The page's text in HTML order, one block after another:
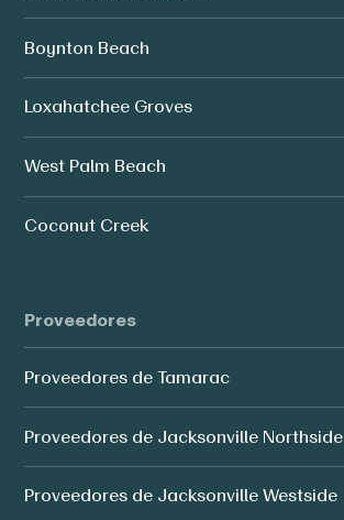
Boynton Beach
Loxahatchee Groves
West Palm Beach
Coconut Creek
Proveedores
Proveedores de Tamarac
Proveedores de Jacksonville Northside
Proveedores de Jacksonville Westside